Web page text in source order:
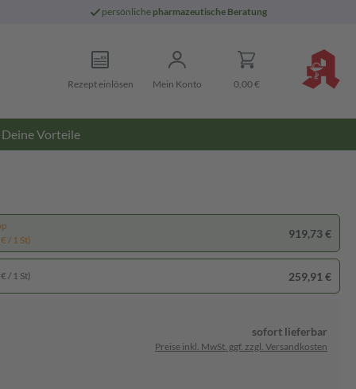
persönliche pharmazeutische Beratung
Rezept einlösen Mein Konto 0,00 €
Deine Vorteile
/ 1 St)
919,73 €
/ 1 St) 259,91 €
sofort lieferbar
Preise inkl. MwSt. ggf. zzgl. Versandkosten